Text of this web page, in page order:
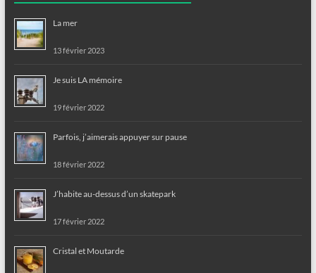
La mer
13 février 2023
Je suis LA mémoire
19 février 2022
Parfois, j’aimerais appuyer sur pause
18 février 2022
J’habite au-dessus d’un skatepark
17 février 2022
Cristal et Moutarde